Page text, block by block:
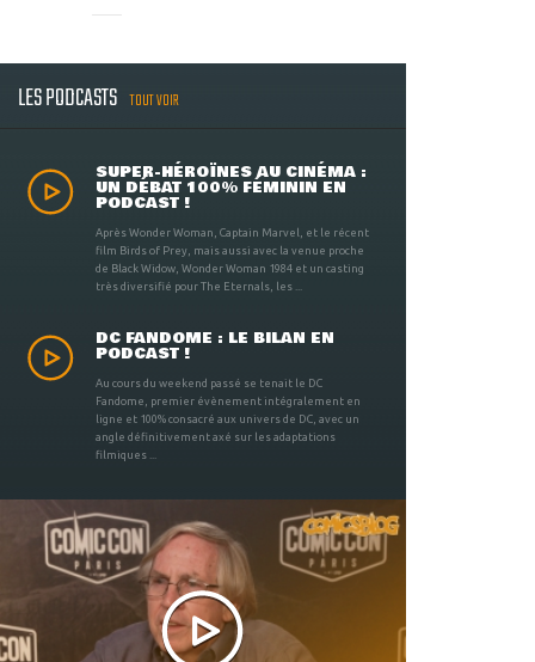
LES PODCASTS TOUT VOIR
SUPER-HÉROÏNES AU CINÉMA :
UN DÉBAT 100% FÉMININ EN
PODCAST !
Après Wonder Woman, Captain Marvel, et le récent
film Birds of Prey, mais aussi avec la venue proche
de Black Widow, Wonder Woman 1984 et un casting
très diversifié pour The Eternals, les ...
DC FANDOME : LE BILAN EN
PODCAST !
Au cours du weekend passé se tenait le DC
Fandome, premier évènement intégralement en
ligne et 100% consacré aux univers de DC, avec un
angle définitivement axé sur les adaptations
filmiques ...